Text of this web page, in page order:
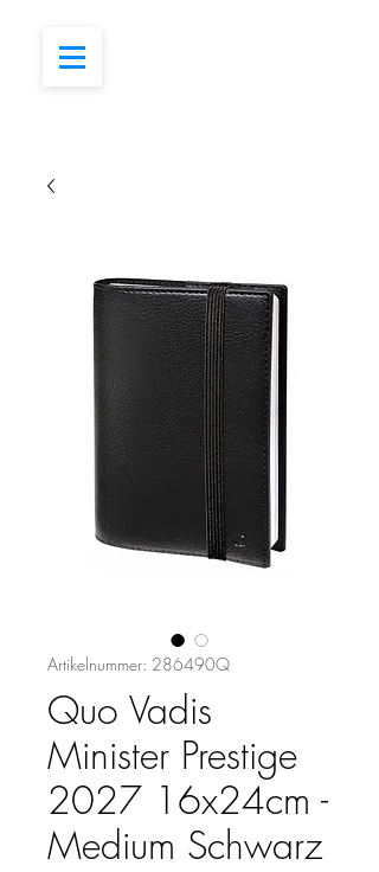
Artikelnummer: 286490Q
Quo Vadis
Minister Prestige
2027 16x24cm -
Medium Schwarz